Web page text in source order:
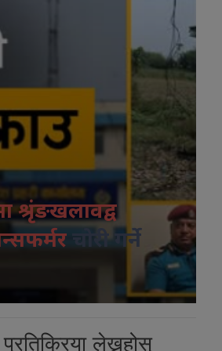
श्रृंङखलावद्व
चोरी गर्ने
लेख्नुहोस्